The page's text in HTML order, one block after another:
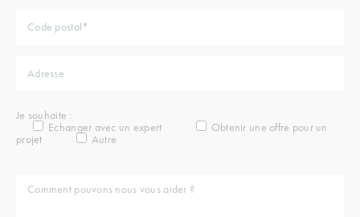
Je souhaite :
Echanger avec un expert
Obtenir une offre pour un
projet
Autre